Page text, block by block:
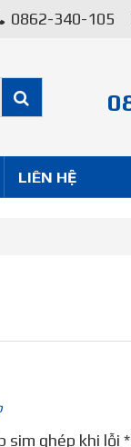
0862-340-105
LIÊN HỆ
sim ghép khi lỗi